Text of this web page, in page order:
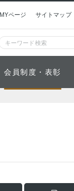
MYページ サイトマップ
会員制度・表彰